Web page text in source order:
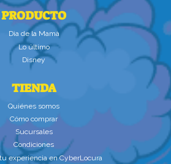
PRODUCTO
Dìa de la Mamà
Lo último
Disney
TIENDA
Quiénes somos
Cómo comprar
Sucursales
Condiciones
experiencia en CyberLocura